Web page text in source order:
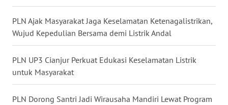
PLN Ajak Masyarakat Jaga Keselamatan Ketenagalistrikan,
Wujud Kepedulian Bersama demi Listrik Andal
PLN UP3 Cianjur Perkuat Edukasi Keselamatan Listrik
untuk Masyarakat
PLN Dorong Santri Jadi Wirausaha Mandiri Lewat Program
WN
KARO
WN
SIMALUNGUN